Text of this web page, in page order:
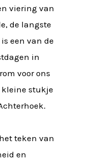
viering van
de langste
een van de
in
voor ons
stukje
teken van
en